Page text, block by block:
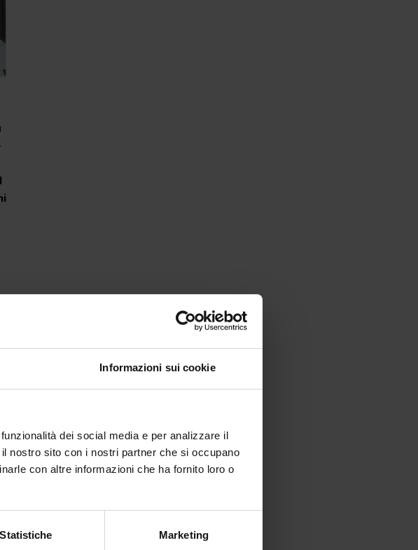
Informazioni sui cookie
dei social media e per analizzare il
nostro sito con i nostri partner che si occupano
con altre informazioni che ha fornito loro o
Statistiche Marketing